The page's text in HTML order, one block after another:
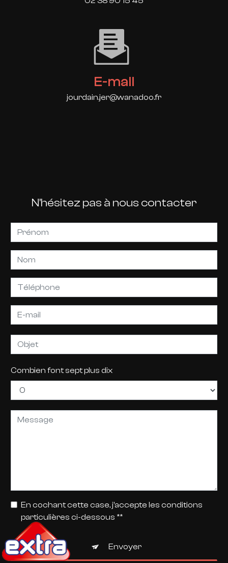
E-mail
jourdain.jer@wanadoo.fr
N'hésitez pas à nous contacter
Combien font sept plus dix
En cochant cette case, j'accepte les conditions
particulières ci-dessous **
Envoyer